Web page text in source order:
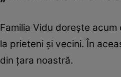
Familia Vidu dorește
la prieteni și vecini. În
din țara noastră.